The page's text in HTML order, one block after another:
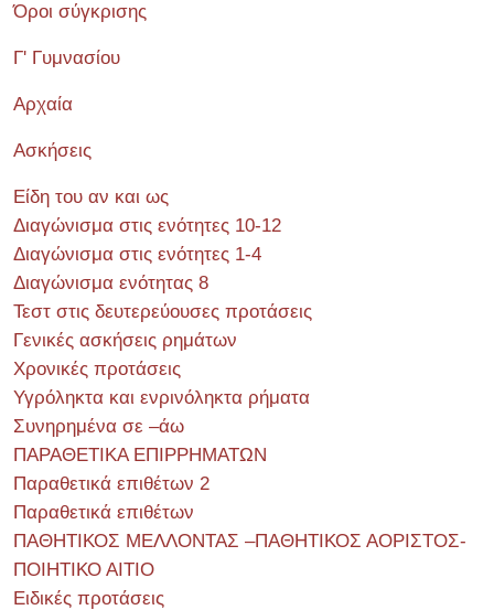
Όροι σύγκρισης
Γ' Γυμνασίου
Αρχαία
Ασκήσεις
Είδη του αν και ως
Διαγώνισμα στις ενότητες 10-12
Διαγώνισμα στις ενότητες 1-4
Διαγώνισμα ενότητας 8
Τεστ στις δευτερεύουσες προτάσεις
Γενικές ασκήσεις ρημάτων
Χρονικές προτάσεις
Υγρόληκτα και ενρινόληκτα ρήματα
Συνηρημένα σε –άω
ΠΑΡΑΘΕΤΙΚΑ ΕΠΙΡΡΗΜΑΤΩΝ
Παραθετικά επιθέτων 2
Παραθετικά επιθέτων
ΠΑΘΗΤΙΚΟΣ ΜΕΛΛΟΝΤΑΣ –ΠΑΘΗΤΙΚΟΣ ΑΟΡΙΣΤΟΣ-
ΠΟΙΗΤΙΚΟ ΑΙΤΙΟ
Ειδικές προτάσεις